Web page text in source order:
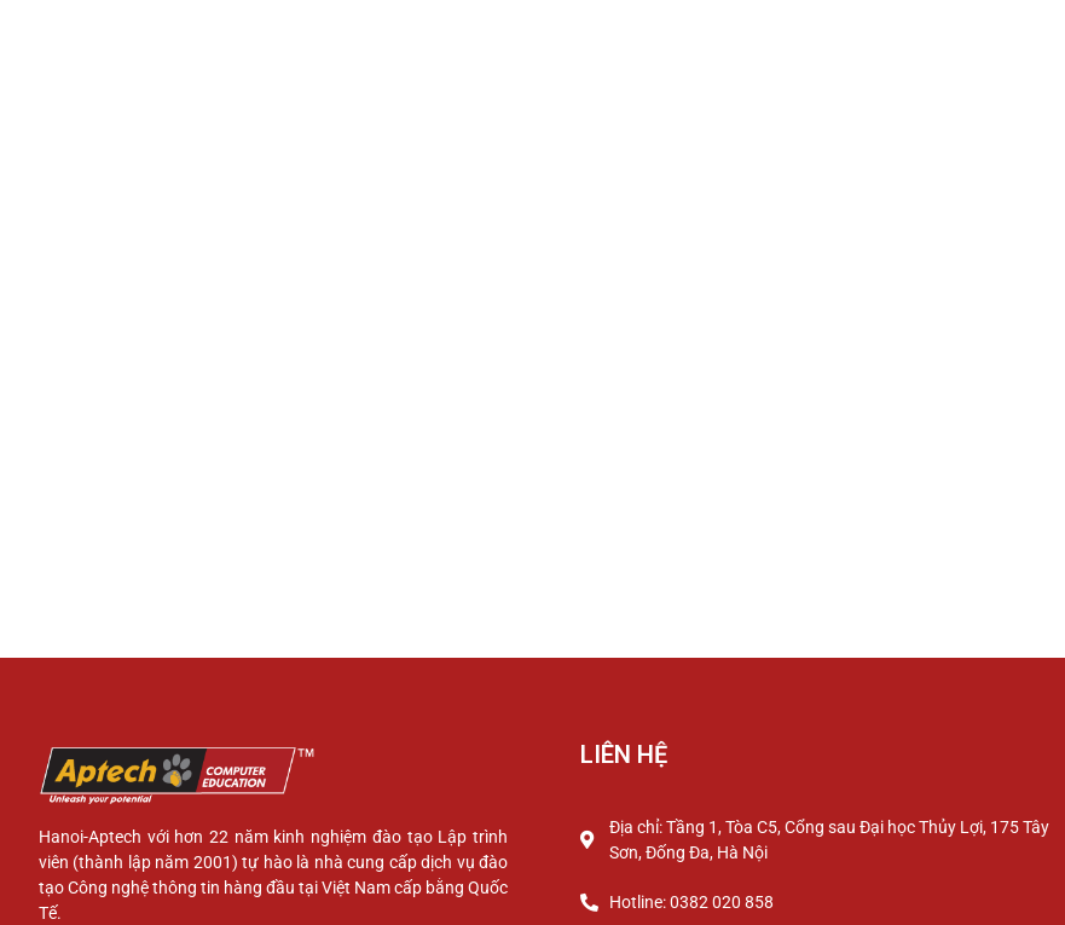
Hanoi-Aptech với hơn 22 năm kinh nghiệm đào tạo Lập trình
viên (thành lập năm 2001) tự hào là nhà cung cấp dịch vụ đào
tạo Công nghệ thông tin hàng đầu tại Việt Nam cấp bằng Quốc
Tế.
LIÊN HỆ
Địa chỉ: Tầng 1, Tòa C5, Cổng sau Đại học Thủy Lợi, 175 Tây
Sơn, Đống Đa, Hà Nội
Hotline: 0382 020 858